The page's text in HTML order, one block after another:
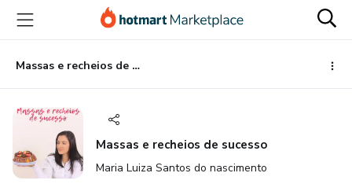
para
conteúdo
principal
para
pagamento
para
rodapé
Massas e recheios de sucesso
Massas e recheios de sucesso
Maria Luiza Santos do nascimento